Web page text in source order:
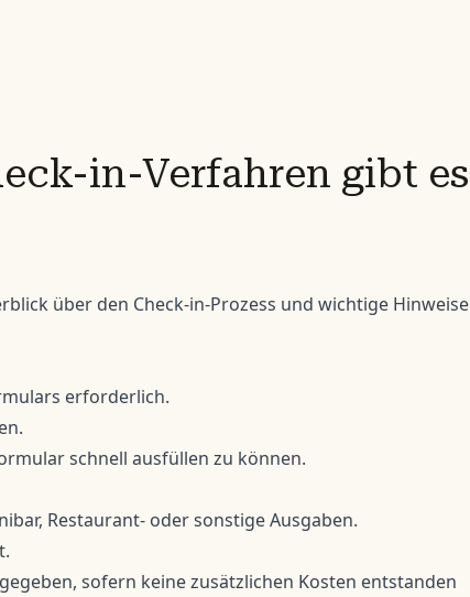
in-Verfahren gibt es
über den Check-in-Prozess und wichtige Hinweise
erforderlich.
schnell ausfüllen zu können.
Restaurant- oder sonstige Ausgaben.
sofern keine zusätzlichen Kosten entstanden